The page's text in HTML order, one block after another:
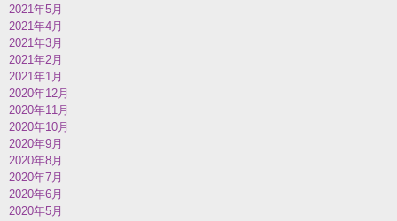
2021年5月
2021年4月
2021年3月
2021年2月
2021年1月
2020年12月
2020年11月
2020年10月
2020年9月
2020年8月
2020年7月
2020年6月
2020年5月